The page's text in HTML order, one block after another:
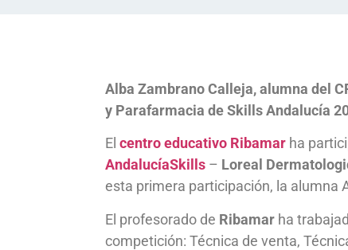
Alba Zambrano Calleja, alumna del
y Parafarmacia de Skills Andalucía
El centro educativo Ribamar ha
AndalucíaSkills – Loreal
esta primera participación, la alumna
El profesorado de Ribamar ha
competición: Técnica de venta,